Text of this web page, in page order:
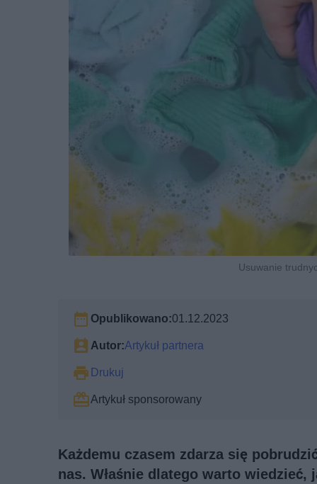
Usuwanie
Opublikowano:01.12.2023
Autor:Artykuł partnera
Drukuj
Artykuł sponsorowany
Każdemu czasem zdarza się
nas. Właśnie dlatego warto